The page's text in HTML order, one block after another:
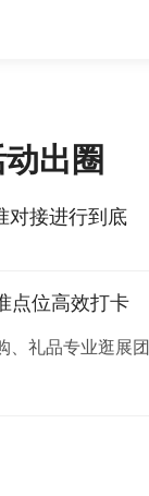
出圈
对接进行到底
点位高效打卡
、礼品专业逛展团